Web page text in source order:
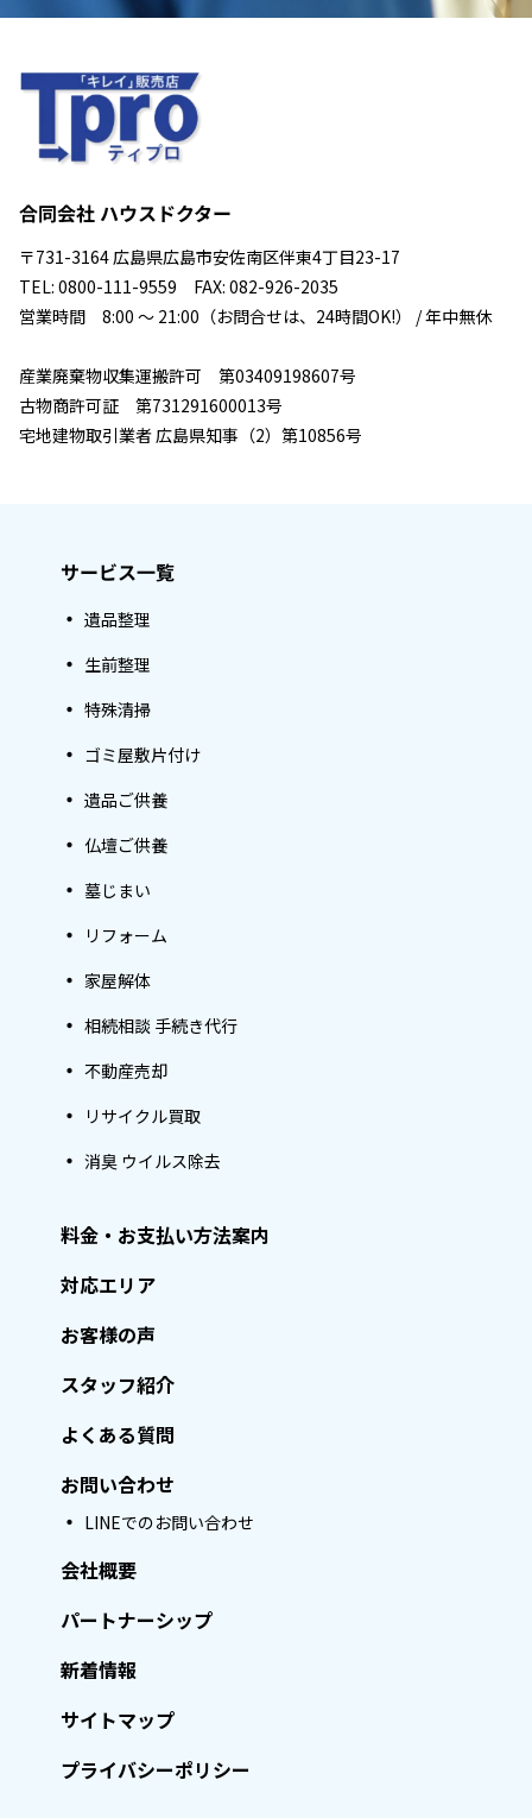
合同会社 ハウスドクター
〒731-3164 広島県広島市安佐南区伴東4丁目23-17
TEL: 0800-111-9559 FAX: 082-926-2035
営業時間 8:00 ～ 21:00（お問合せは、24時間OK!） / 年中無休
産業廃棄物収集運搬許可 第03409198607号
古物商許可証 第731291600013号
宅地建物取引業者 広島県知事（2）第10856号
サービス一覧
遺品整理
生前整理
特殊清掃
ゴミ屋敷片付け
遺品ご供養
仏壇ご供養
墓じまい
リフォーム
家屋解体
相続相談 手続き代行
不動産売却
リサイクル買取
消臭 ウイルス除去
料金・お支払い方法案内
対応エリア
お客様の声
スタッフ紹介
よくある質問
お問い合わせ
LINEでのお問い合わせ
会社概要
パートナーシップ
新着情報
サイトマップ
プライバシーポリシー